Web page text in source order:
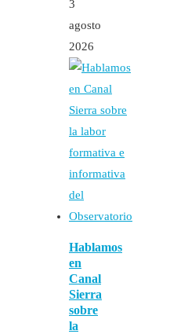
3
agosto
2026
Hablamos
en
Canal
Sierra
sobre
la